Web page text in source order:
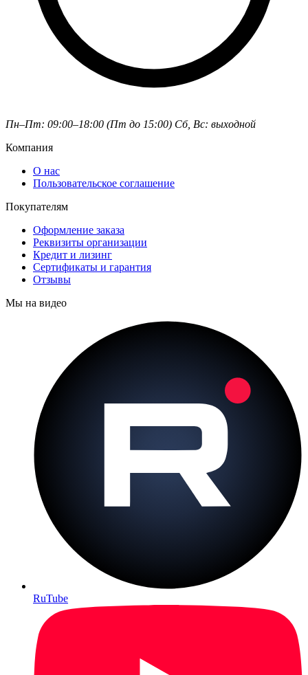
Пн–Пт: 09:00–18:00 (Пт до 15:00) Сб, Вс: выходной
Компания
О нас
Пользовательское соглашение
Покупателям
Оформление заказа
Реквизиты организации
Кредит и лизинг
Сертификаты и гарантия
Отзывы
Мы на видео
RuTube